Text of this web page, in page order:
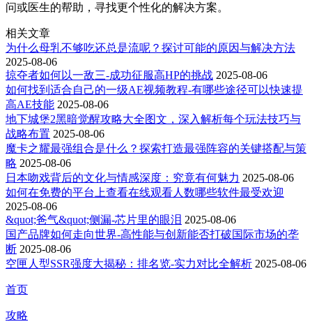
问或医生的帮助，寻找更个性化的解决方案。
相关文章
为什么母乳不够吃还总是流呢？探讨可能的原因与解决方法
2025-08-06
掠夺者如何以一敌三-成功征服高HP的挑战 2025-08-06
如何找到适合自己的一级AE视频教程-有哪些途径可以快速提
高AE技能 2025-08-06
地下城堡2黑暗觉醒攻略大全图文，深入解析每个玩法技巧与
战略布置 2025-08-06
魔卡之耀最强组合是什么？探索打造最强阵容的关键搭配与策
略 2025-08-06
日本吻戏背后的文化与情感深度：究竟有何魅力 2025-08-06
如何在免费的平台上查看在线观看人数哪些软件最受欢迎
2025-08-06
&quot;爸气&quot;侧漏-芯片里的眼泪 2025-08-06
国产品牌如何走向世界-高性能与创新能否打破国际市场的垄
断 2025-08-06
空匣人型SSR强度大揭秘：排名览-实力对比全解析 2025-08-06
首页
攻略